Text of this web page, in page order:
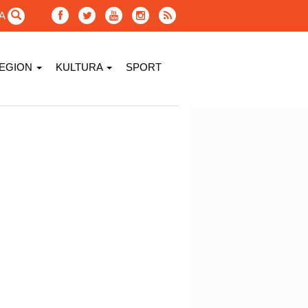
KULTURA SPORT